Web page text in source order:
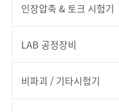
인장압축 & 토크 시험기
LAB 공정장비
비파괴 / 기타시험기